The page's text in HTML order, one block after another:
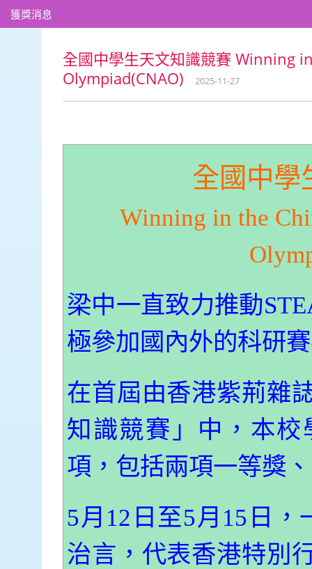
獲獎消息
全國中學生天文知識競賽 Winning
Olympiad(CNAO)
2025-11-27
全國中學
Winning in the
梁中一直致力推動
極參加國內外的科研
在首屆由香港紫荊雜
知識競賽」中，本
項，包括兩項一等獎
5月12日至5月15日
治言，代表香港特別